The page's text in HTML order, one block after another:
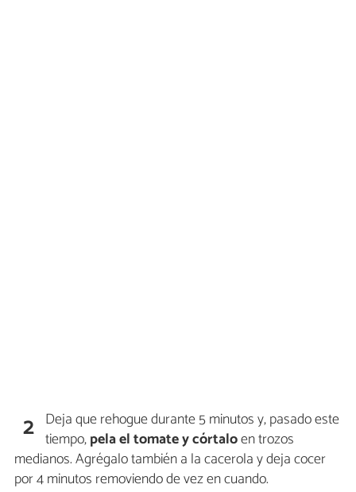
2 Deja que rehogue durante 5 minutos y, pasado este
tiempo,pela el tomate y córtaloen trozos
medianos. Agrégalo también a la cacerola y deja cocer
por 4 minutos removiendo de vez en cuando.